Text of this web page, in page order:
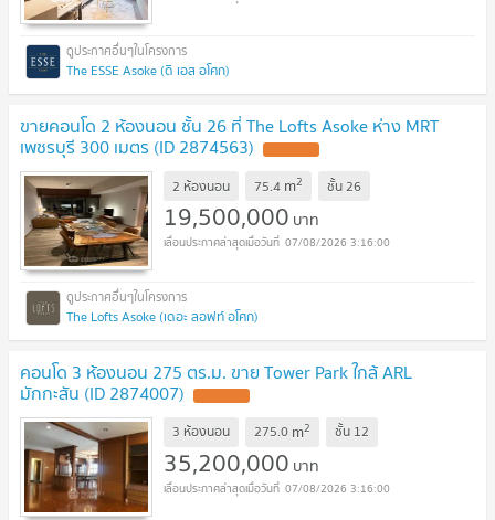
The ESSE Asoke (ดิ เอส อโศก)
ขายคอนโด 2 ห้องนอน ชั้น 26 ที่ The Lofts Asoke ห่าง MRT
เพชรบุรี 300 เมตร (ID 2874563)
2 ห้องนอน 75.4 m2 ชั้น26
19,500,000 บาท
07/08/2026 3:16:00
The Lofts Asoke (เดอะ ลอฟท์ อโศก)
คอนโด 3 ห้องนอน 275 ตร.ม. ขาย Tower Park ใกล้ ARL
มักกะสัน (ID 2874007)
3 ห้องนอน 275.0 m2 ชั้น 12
35,200,000 บาท
07/08/2026 3:16:00